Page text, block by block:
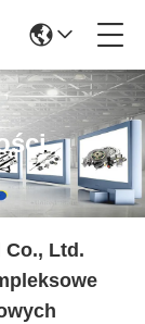
Ltd.